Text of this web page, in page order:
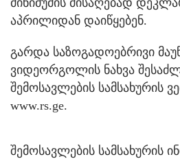
მინიმუმის მისაღებად
აპრილიდან დაიწყებენ.
გარდა საზოგადოებრივი
ვიდეორგოლის ნახვა
შემოსავლების სამსახურის
www.rs.ge.
შემოსავლების სამსახურის